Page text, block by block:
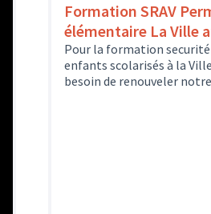
Formation SRAV
élémentaire La Ville
Pour la formation
enfants scolarisés à la
besoin de renouveler